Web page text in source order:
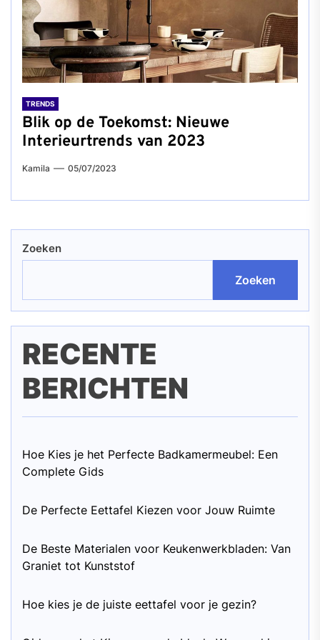
TRENDS
Blik op de Toekomst: Nieuwe
Interieurtrends van 2023
Kamila 05/07/2023
Zoeken
Zoeken
RECENTE
BERICHTEN
Hoe Kies je het Perfecte Badkamermeubel: Een
Complete Gids
De Perfecte Eettafel Kiezen voor Jouw Ruimte
De Beste Materialen voor Keukenwerkbladen: Van
Graniet tot Kunststof
Hoe kies je de juiste eettafel voor je gezin?